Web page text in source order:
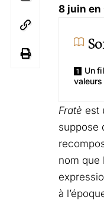
8 juin en
Un
valeurs
Fratè est
suppose
nom que
à